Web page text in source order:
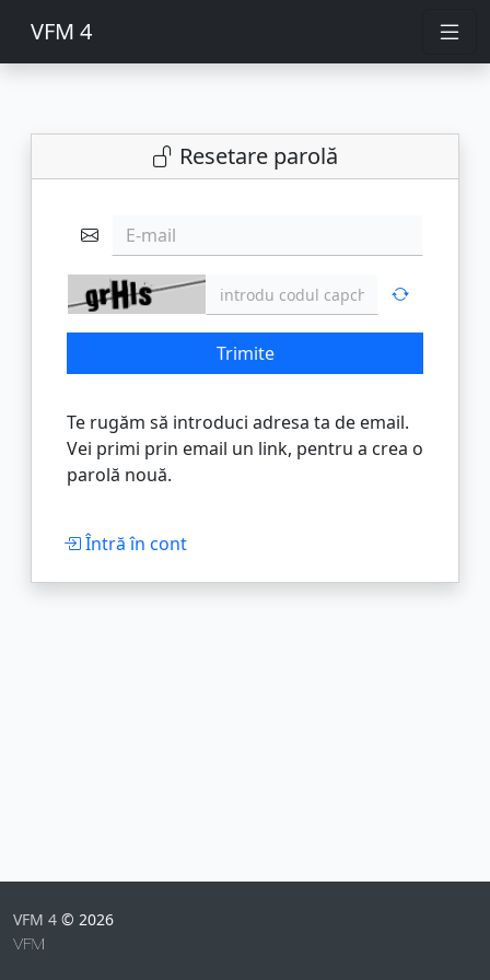
VFM 4
Resetare parolă
E-mail
Trimite
Te rugăm să introduci adresa ta de email.
Vei primi prin email un link, pentru a crea o
parolă nouă.
Întră în cont
VFM 4 © 2026